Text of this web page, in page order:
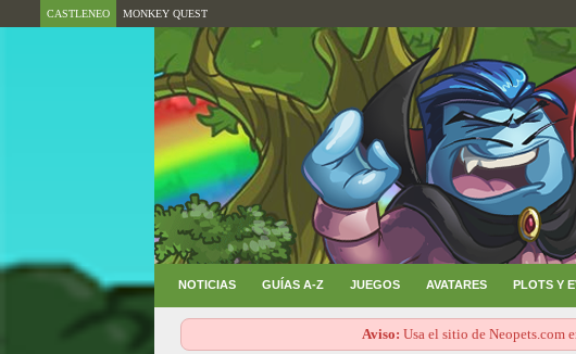
CASTLENEO MONKEY QUEST
NOTICIAS GUÍAS A-Z JUEGOS AVATARES PLOTS Y
Aviso: Usa el sitio de Neopets.com